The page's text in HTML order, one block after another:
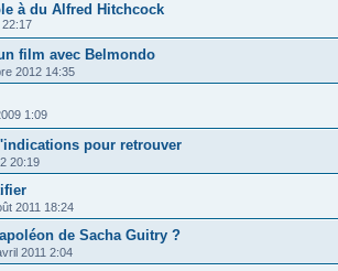
à du Alfred Hitchcock
22:17
film avec Belmondo
2012 14:35
1:09
pour retrouver
20:19
2011 18:24
de Sacha Guitry ?
2011 2:04